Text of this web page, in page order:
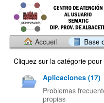
Accueil Base
Cliquez sur la catégorie
Aplicaciones (17)
Problemas
propias